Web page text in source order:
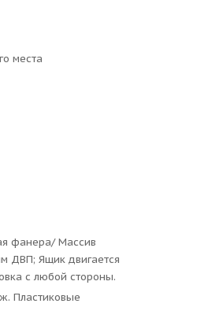
места
фанера/ Массив
ДВП; Ящик двигается
с любой стороны.
Пластиковые